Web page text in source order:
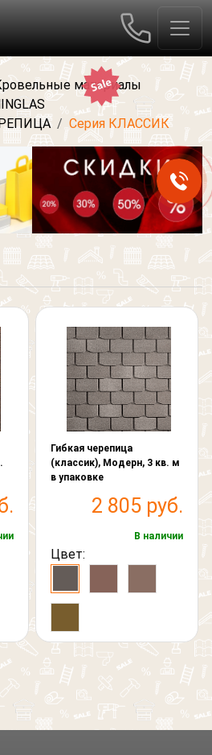
материалы
Серия КЛАССИК
Гибкая черепица
(классик), Модерн, 3 кв. м
в упаковке
2 805 руб.
В наличии
Цвет:
персональных данных
где
персональных данных
которого не превышает 3
персональных данных
где
расчитать?